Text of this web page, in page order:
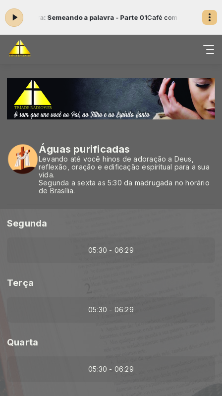
agora: Semeando a palavra - Parte 01Café com Cristo das
Águas purificadas
Levando até você hinos de adoração a Deus,
reflexão, oração e edificação espiritual para a sua
vida.
Segunda a sexta as 5:30 da madrugada no horário
de Brasília.
Segunda
05:30 - 06:29
Terça
05:30 - 06:29
Quarta
05:30 - 06:29